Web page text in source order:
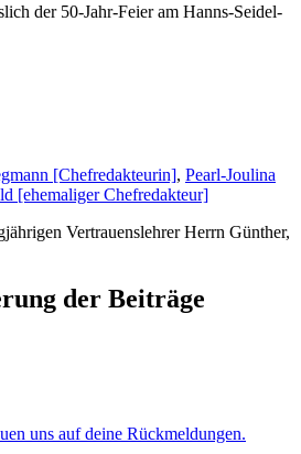
der 50-Jahr-Feier am Hanns-Seidel-
[Chefredakteurin], Pearl-Joulina
[ehemaliger Chefredakteur]
Vertrauenslehrer Herrn Günther,
der Beiträge
uns auf deine Rückmeldungen.